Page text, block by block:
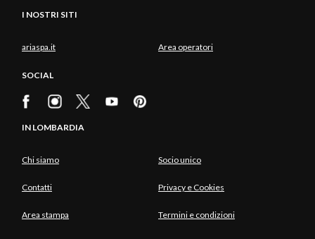
I NOSTRI SITI
ariaspa.it Area operatori
SOCIAL
IN LOMBARDIA
Chi siamo Socio unico
Contatti Privacy e Cookies
Area stampa Termini e condizioni